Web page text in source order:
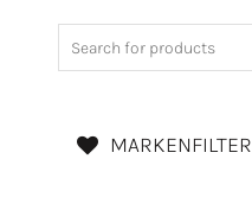
MARKENFILTER